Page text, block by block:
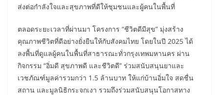
ส่งต่อกำลังใจและสุขภาพที่ดีให้ชุมชนและผู้คนในพื้นที่
ตลอดระยะเวลาที่ผ่านมา โครงการ “ชีวิตดีมีสุข” มุ่งสร้าง
คุณภาพชีวิตที่ดีอย่างยั่งยืนให้กับสังคมไทย โดยในปี 2025 ได้
ลงพื้นที่ดูแลผู้คนในพื้นที่สาธารณะทั่วกรุงเทพมหานคร ผ่าน
กิจกรรม “อิ่มดี สุขภาพดี และชีวิตดี” ร่วมสนับสนุนยาและ
เวชภัณฑ์มูลค่ารวมกว่า 1.5 ล้านบาท ให้แก่บ้านอิ่มใจ สดชื่น
สถาน และมูลนิธิกระจกเงา รวมถึงร่วมสนับสนุนโอกาสทาง